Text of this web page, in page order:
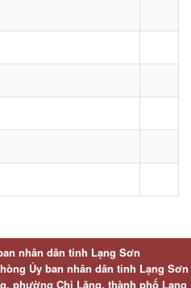
nhân dân tỉnh Lạng Sơn
Ủy ban nhân dân tỉnh Lạng Sơn
phường Chi Lăng, thành phố Lạng